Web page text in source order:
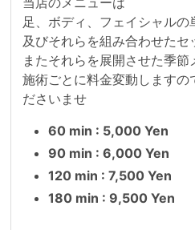
足、ボディ、フェイシャルの
及びそれらを組み合わせたセ
またそれらを展開させた季節
施術ごとに料金変動しますの
ださいませ
60 min : 5,000 Yen
90 min : 6,000 Yen
120 min : 7,500 Yen
180 min : 9,500 Yen